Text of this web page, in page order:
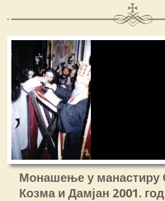
Монашење у манастиру
Козма и Дамјан 2001.